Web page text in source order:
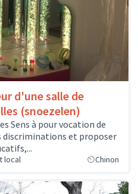
d'une salle de
(snoezelen)
Sens à pour vocation de
discriminations et proposer
local Chinon